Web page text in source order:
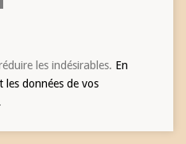
les indésirables. En
données de vos